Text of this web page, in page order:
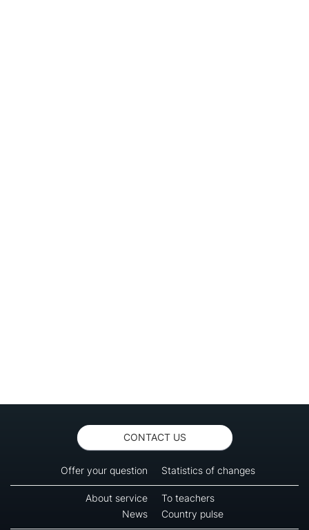
CONTACT US
Offer your question Statistics of changes
About service
To teachers
News
Country pulse